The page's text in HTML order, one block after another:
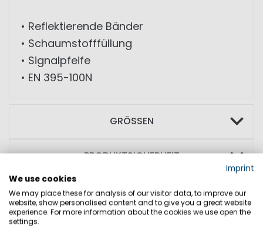
• Reflektierende Bänder
• Schaumstofffüllung
• Signalpfeife
• EN 395-100N
GRÖSSEN
PRODUKTSICHERHEIT
Imprint
We use cookies
We may place these for analysis of our visitor data, to improve our
website, show personalised content and to give you a great website
experience. For more information about the cookies we use open the
settings.